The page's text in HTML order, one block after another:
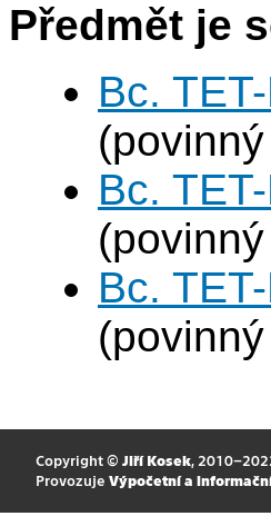
Předmět je
Bc.
Bc.
Bc.
Copyright © Jiří Kosek,
Provozuje Výpočetní a